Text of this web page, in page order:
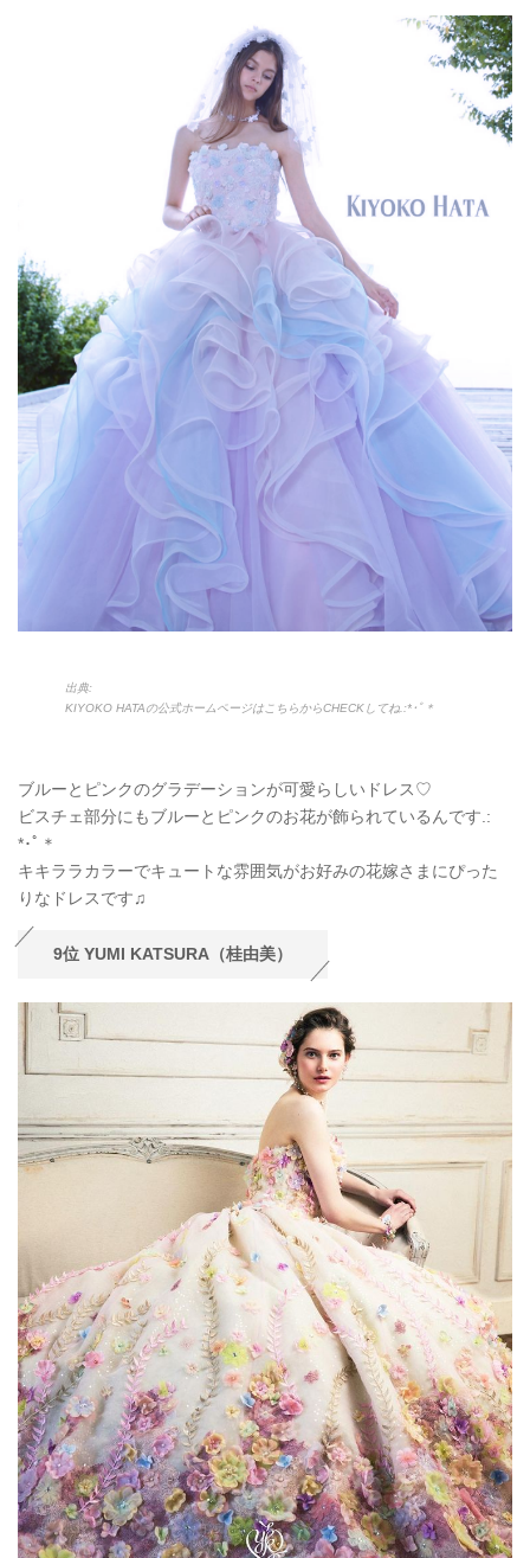
出典:
KIYOKO HATAの公式ホームページはこちらからCHECKしてね.:*･ﾟ＊
ブルーとピンクのグラデーションが可愛らしいドレス♡
ビスチェ部分にもブルーとピンクのお花が飾られているんです.:
*･ﾟ＊
キキララカラーでキュートな雰囲気がお好みの花嫁さまにぴった
りなドレスです♫
9位 YUMI KATSURA（桂由美）